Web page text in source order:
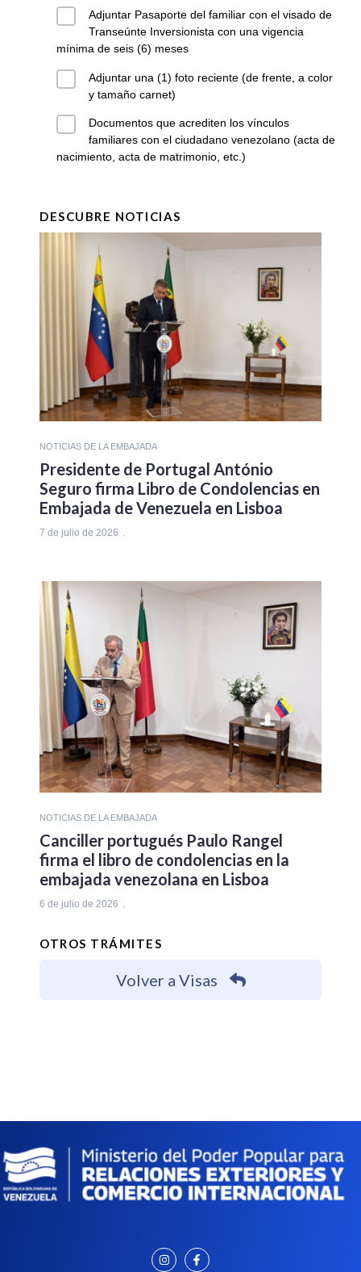
Adjuntar Pasaporte del familiar con el visado de
Transeúnte Inversionista con una vigencia
mínima de seis (6) meses
Adjuntar una (1) foto reciente (de frente, a color
y tamaño carnet)
Documentos que acrediten los vínculos
familiares con el ciudadano venezolano (acta de
nacimiento, acta de matrimonio, etc.)
DESCUBRE NOTICIAS
NOTICIAS DE LA EMBAJADA
Presidente de Portugal António
Seguro firma Libro de Condolencias en
Embajada de Venezuela en Lisboa
7 de julio de 2026
NOTICIAS DE LA EMBAJADA
Canciller portugués Paulo Rangel
firma el libro de condolencias en la
embajada venezolana en Lisboa
6 de julio de 2026
OTROS TRÁMITES
Volver a Visas